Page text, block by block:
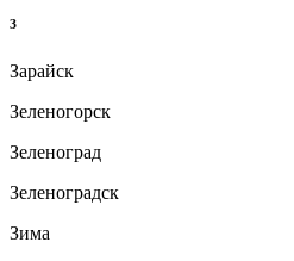
З
Зарайск
Зеленогорск
Зеленоград
Зеленоградск
Зима